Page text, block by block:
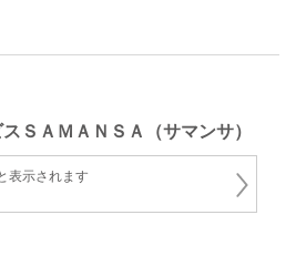
ＳＡＭＡＮＳＡ（サマンサ）
表示されます